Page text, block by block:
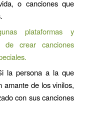
o canciones que
plataformas y
de crear canciones
la persona a la que
amante de los vinilos,
con sus canciones